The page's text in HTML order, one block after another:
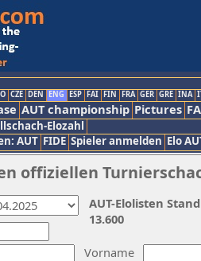
CZE DEN ENG ESP FAI FIN FRA GER GRE INA
AUT championship Pictures
Elozahl
AUT FIDE Spieler anmelden Elo
offiziellen
Vorname
AUT-Elolisten
13.600